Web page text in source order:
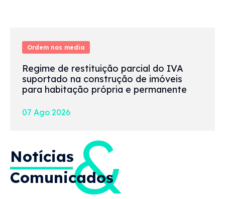
Ordem nos media
Regime de restituição parcial do IVA
suportado na construção de imóveis
para habitação própria e permanente
07 Ago 2026
Notícias&
Comunicados